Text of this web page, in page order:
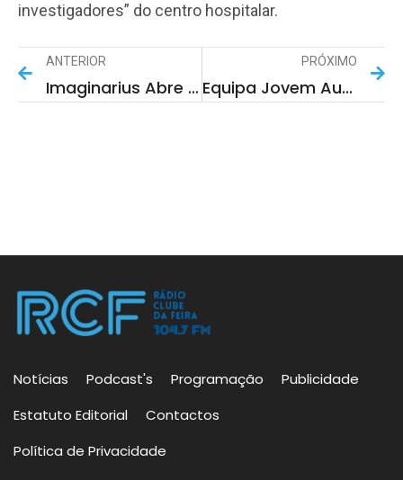
investigadores” do centro hospitalar.
ANTERIOR
Imaginarius Abre Candidaturas Para Street Food
PRÓXIMO
Equipa Jovem Autarca Conhece Os Cantos À Casa
Notícias Podcast's Programação
Publicidade
Estatuto Editorial
Contactos
Política de Privacidade